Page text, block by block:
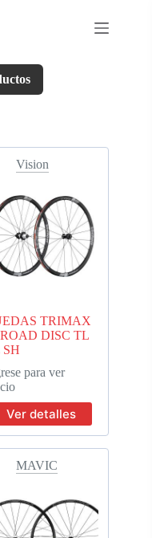
Vision
TRIMAX
DISC TL
SH
para ver
Ver detalles
MAVIC